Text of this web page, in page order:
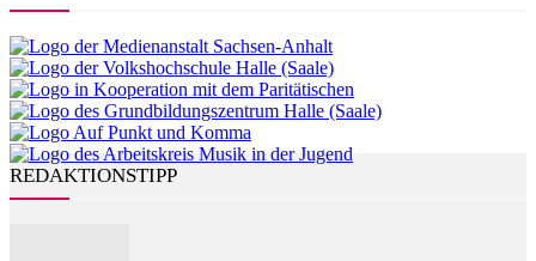
REDAKTIONSTIPP